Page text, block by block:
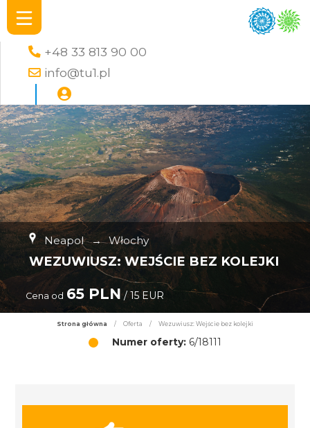
+48 33 813 90 00
info@tu1.pl
Neapol → Włochy
WEZUWIUSZ: WEJŚCIE BEZ KOLEJKI
Cena od 65 PLN/ 15 EUR
Strona główna / Oferta / Wezuwiusz: Wejście bez kolejki
Numer oferty: 6/18111